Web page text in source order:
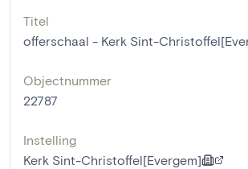
Titel
offerschaal - Kerk Sint-
Objectnummer
22787
Instelling
Kerk Sint-Christoffel[Evergem]